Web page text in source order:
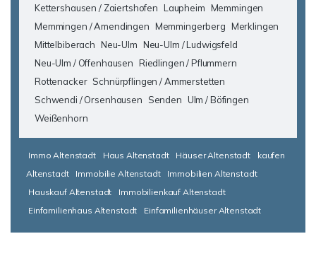
Kettershausen / Zaiertshofen Laupheim Memmingen
Memmingen / Amendingen Memmingerberg Merklingen
Mittelbiberach Neu-Ulm Neu-Ulm / Ludwigsfeld
Neu-Ulm / Offenhausen Riedlingen / Pflummern
Rottenacker Schnürpflingen / Ammerstetten
Schwendi / Orsenhausen
Senden Ulm / Böfingen
Weißenhorn
Immo Altenstadt Haus Altenstadt Häuser Altenstadt
kaufen
Altenstadt
Immobilie Altenstadt
Immobilien Altenstadt
Hauskauf Altenstadt
Immobilienkauf Altenstadt
Einfamilienhaus Altenstadt
Einfamilienhäuser Altenstadt